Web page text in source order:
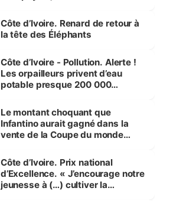
Côte d’Ivoire. Renard de retour à
la tête des Éléphants
Côte d’Ivoire - Pollution. Alerte !
Les orpailleurs privent d’eau
potable presque 200 000
Le montant choquant que
Infantino aurait gagné dans la
vente de la Coupe du monde
Côte d’Ivoire. Prix national
d’Excellence. « J’encourage notre
jeunesse à (…) cultiver la